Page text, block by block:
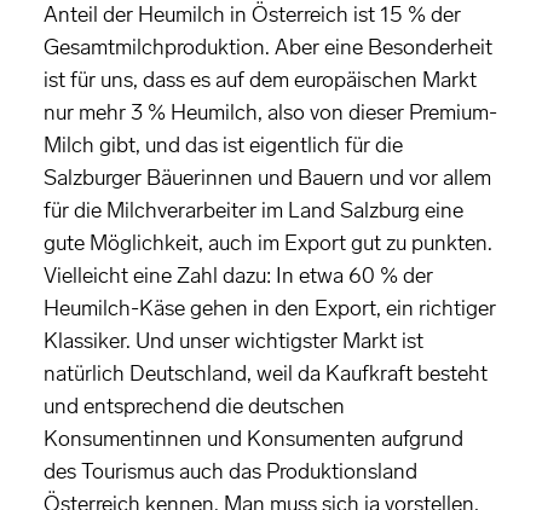
Anteil der Heumilch in Österreich ist 15 % der
Gesamtmilchproduktion. Aber eine Besonderheit
ist für uns, dass es auf dem europäischen Markt
nur mehr 3 % Heumilch, also von dieser Premium-
Milch gibt, und das ist eigentlich für die
Salzburger Bäuerinnen und Bauern und vor allem
für die Milchverarbeiter im Land Salzburg eine
gute Möglichkeit, auch im Export gut zu punkten.
Vielleicht eine Zahl dazu: In etwa 60 % der
Heumilch-Käse gehen in den Export, ein richtiger
Klassiker. Und unser wichtigster Markt ist
natürlich Deutschland, weil da Kaufkraft besteht
und entsprechend die deutschen
Konsumentinnen und Konsumenten aufgrund
des Tourismus auch das Produktionsland
Österreich kennen. Man muss sich ja vorstellen,